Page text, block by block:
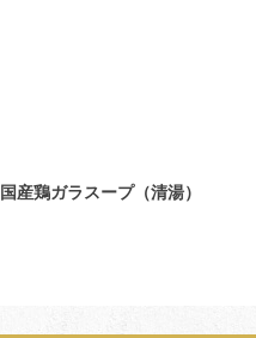
国産鶏ガラスープ（清湯）